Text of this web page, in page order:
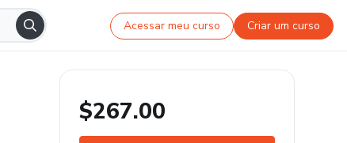
Acessar meu curso Criar um curso
$267.00